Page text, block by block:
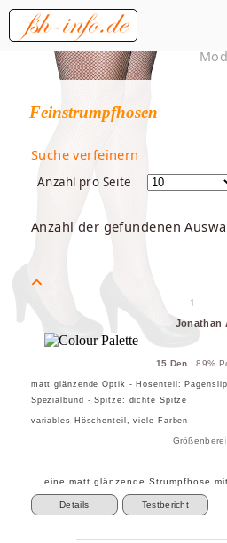
Feinstrumpfhosen
Suche verfeinern
Anzahl pro Seite
Anzahl der gefundenen
1
Jonathan
15 Den 89%
matt glänzende Optik - Hosenteil:
Spezialbund - Spitze: dichte Spitze
variables Höschenteil, viele Farben
eine matt glänzende Strumpfhose
Details Testbericht